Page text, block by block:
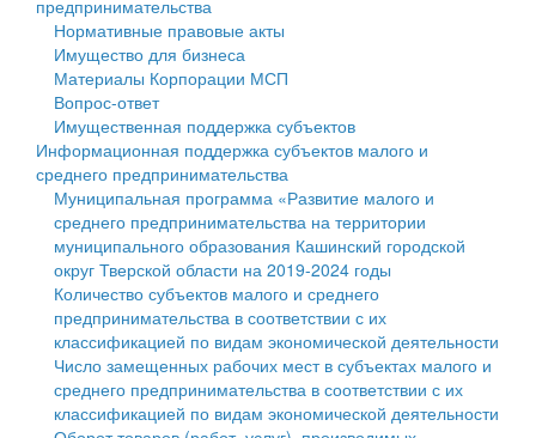
Государственные услуги
Промышленность и АПК
Экономика и бизнес
...
Символика
Устав
Гостям округа
Туризм
Культура
Образование
Здравоохранение
Социальная защита
Фотоальбом
муниципального округа Тверской области
Администрация Кашинского муниципального округа
Тверской области
Управление сельскими территориями
Открытые данные
Работа с обращениями граждан
Муниципальный контроль
Муниципальные услуги
Проекты административных регламентов
Финансовое управление
Бюджет для граждан
Имущество
Выявление правообладателей ранее учтенных
объектов недвижимости
Имущественная поддержка субъектов малого и
среднего предпринимательства
Информационная поддержка субъектов малого и
среднего предпринимательства
предпринимательства
Нормативные правовые акты
Имущество для бизнеса
Материалы Корпорации МСП
Вопрос-ответ
Имущественная поддержка субъектов
Информационная поддержка субъектов малого и
среднего предпринимательства
Муниципальная программа «Развитие малого и
среднего предпринимательства на территории
муниципального образования Кашинский городской
округ Тверской области на 2019-2024 годы
Количество субъектов малого и среднего
предпринимательства в соответствии с их
классификацией по видам экономической деятельности
Число замещенных рабочих мест в субъектах малого и
среднего предпринимательства в соответствии с их
классификацией по видам экономической деятельности